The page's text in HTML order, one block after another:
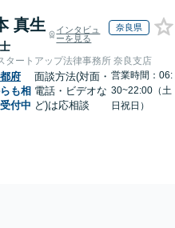
真生
インタビュ
ーを見る
奈良県
タートアップ法律事務所 奈良支店
府
も相
付中
面談方法(対面・
電話・ビデオな
ど)は応相談
営業時間：06:
30~22:00（土
日祝日）